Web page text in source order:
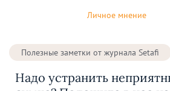
Личное мнение
Полезные заметки от журнала Setafi